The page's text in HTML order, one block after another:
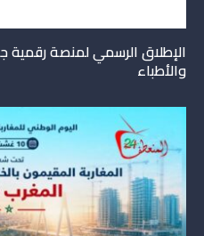
الإطلاق الرسمي لمنصة رقمية
والأطباء